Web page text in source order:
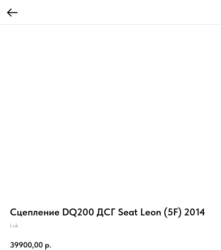
Сцепление DQ200 ДСГ Seat Leon (5F) 2014
Luk
39900,00 р.